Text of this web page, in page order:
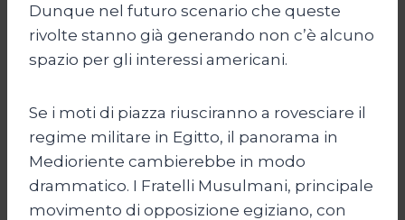
Dunque nel futuro scenario che queste
rivolte stanno già generando non c’è alcuno
spazio per gli interessi americani.
Se i moti di piazza riusciranno a rovesciare il
regime militare in Egitto, il panorama in
Medioriente cambierebbe in modo
drammatico. I Fratelli Musulmani, principale
movimento di opposizione egiziano, con